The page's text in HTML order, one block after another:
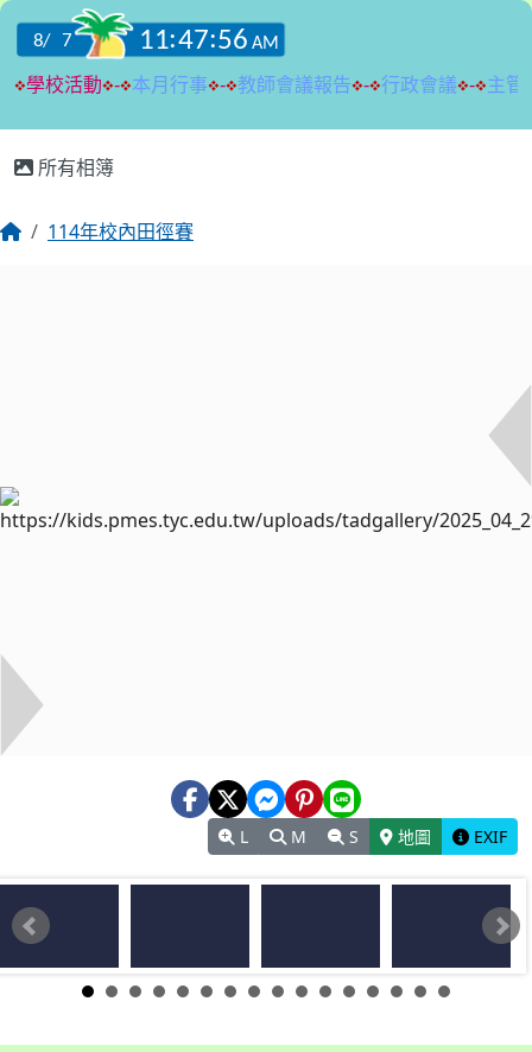
所有相簿
114年校內田徑賽
L M S 地圖 EXIF